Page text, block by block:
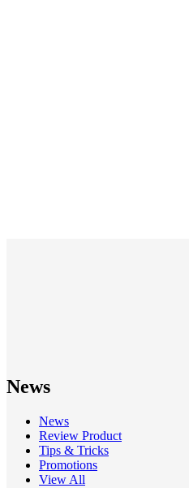
News
News
Review Product
Tips & Tricks
Promotions
View All